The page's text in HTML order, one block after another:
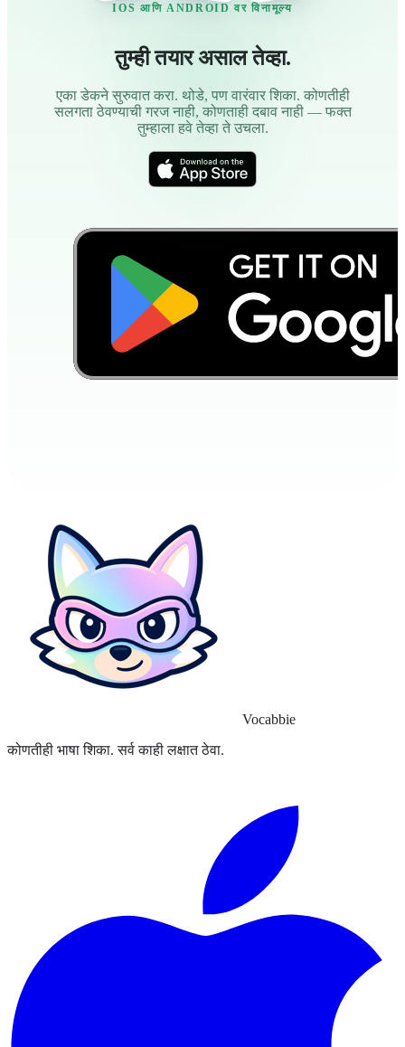
IOS आणि ANDROID वर विनामूल्य
तुम्ही तयार असाल तेव्हा.
एका डेकने सुरुवात करा. थोडे, पण वारंवार शिका. कोणतीही
सलगता ठेवण्याची गरज नाही, कोणताही दबाव नाही — फक्त
तुम्हाला हवे तेव्हा ते उचला.
Vocabbie
कोणतीही भाषा शिका. सर्व काही लक्षात ठेवा.